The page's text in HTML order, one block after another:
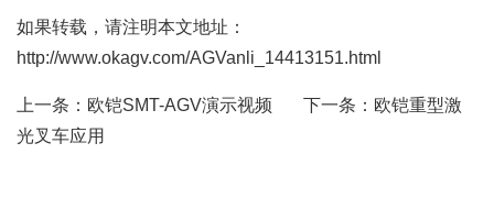
如果转载，请注明本文地址：
http://www.okagv.com/AGVanli_14413151.html
上一条： 欧铠SMT-AGV演示视频 下一条： 欧铠重型激
光叉车应用